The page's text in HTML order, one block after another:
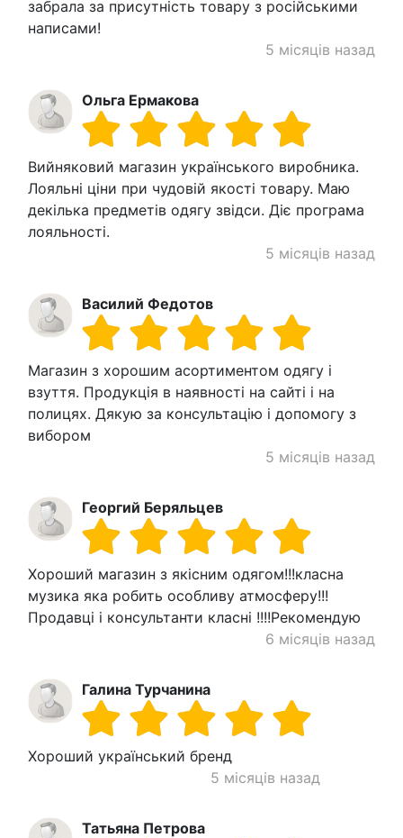
забрала за присутність товару з російськими
написами!
5 місяців назад
Ольга Ермакова
Вийняковий магазин українського виробника.
Лояльні ціни при чудовій якості товару. Маю
декілька предметів одягу звідси. Діє програма
лояльності.
5 місяців назад
Василий Федотов
Магазин з хорошим асортиментом одягу і
взуття. Продукція в наявності на сайті і на
полицях. Дякую за консультацію і допомогу з
вибором
5 місяців назад
Георгий Беряльцев
Хороший магазин з якісним одягом!!!класна
музика яка робить особливу атмосферу!!!
Продавці і консультанти класні !!!!Рекомендую
6 місяців назад
Галина Турчанина
Хороший український бренд
5 місяців назад
Татьяна Петрова